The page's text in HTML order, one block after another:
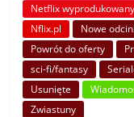
Netflix
Nflix.pl
Nowe
Powrót do oferty
sci-fi/fantasy
Usunięte
Zwiastuny